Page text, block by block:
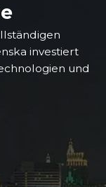
investiert
und